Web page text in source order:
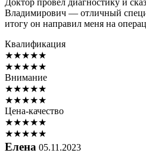
Владимирович — отличный
итогу он направил меня на
Квалификация
★★★★★
★★★★★
Внимание
★★★★★
★★★★★
Цена-качество
★★★★★
★★★★★
Елена 05.11.2023